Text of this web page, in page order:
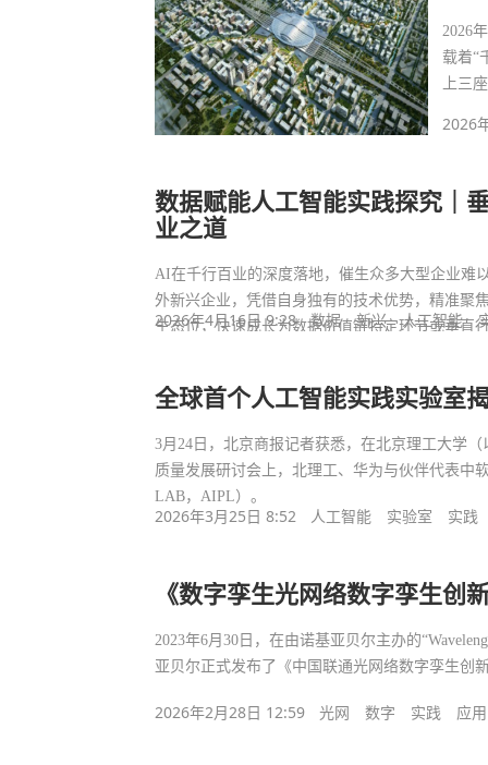
2026
载着“
上三
2026
数据赋能人工智能实践探究｜
业之道
AI在千行百业的深度落地，催生众多大型企业难
外新兴企业，凭借自身独有的技术优势，精准聚
生态位，快速成长为数据价值链特定环节或垂直
2026年4月16日 9:28 数据 新兴 人工智能
全球首个人工智能实践实验室
3月24日，北京商报记者获悉，在北京理工大学
质量发展研讨会上，北理工、华为与伙伴代表中
LAB，AIPL）。
2026年3月25日 8:52 人工智能 实验室 实践
《数字孪生光网络数字孪生创
2023年6月30日，在由诺基亚贝尔主办的
亚贝尔正式发布了《中国联通光网络数字孪生创
2026年2月28日 12:59 光网 数字 实践 应用